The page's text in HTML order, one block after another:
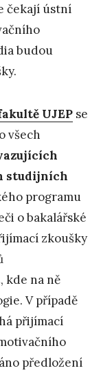
čekají ústní
budou
UJEP se
všech
studijních
programu
o bakalářské
zkoušky
, kde na ně
V případě
přijímací
předložení